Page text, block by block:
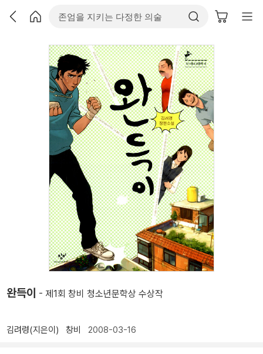
완득이 - 제1회 창비 청소년문학상 수상작
김려령(지은이) 창비 2008-03-16